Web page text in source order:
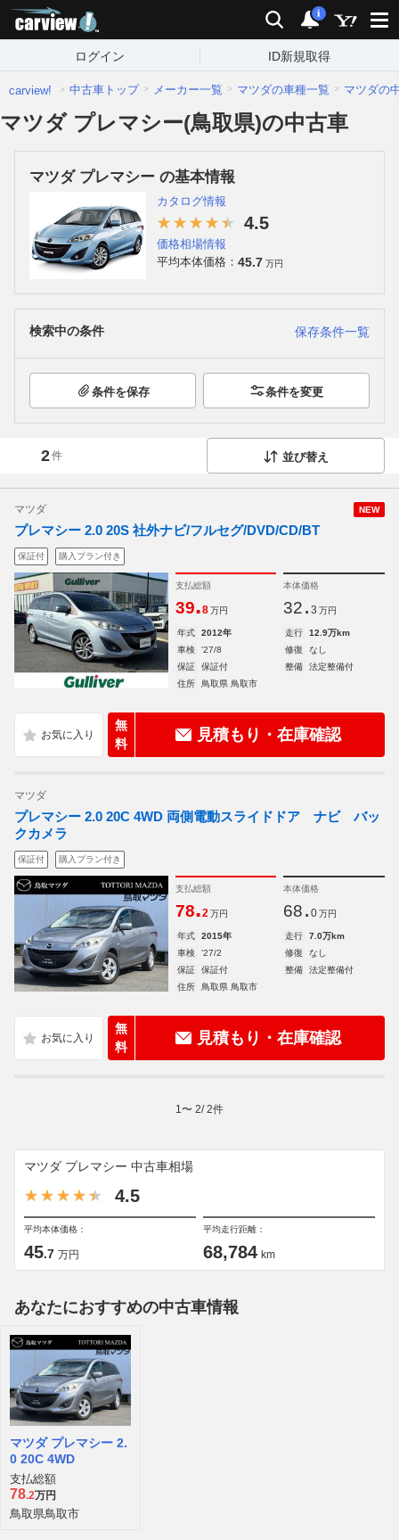
検索 通知
i
ログイン ID新規取得
carview! 中古車トップ メーカー一覧 マツダの車種一覧 マツダの
マツダ プレマシー(鳥取県)の中古車
マツダ プレマシー の基本情報
カタログ情報
4.5
価格相場情報
平均本体価格： 45.7 万円
検索中の条件 保存条件一覧
条件を保存 条件を変更
2件 並び替え
NEW
マツダ
プレマシー 2.0 20S 社外ナビ/フルセグ/DVD/CD/BT
保証付 購入プラン付き
支払総額
39.8 万円
本体価格
32. 3 万円
年式 2012年 走行
12.9万km
車検
'27/8 修復
なし
保証
保証付 整備
法定整備付
住所
鳥取県 鳥取市
無
料
見積もり・在庫確認
マツダ
プレマシー 2.0 20C 4WD 両側電動スライドドア ナビ バッ
クカメラ
保証付 購入プラン付き
支払総額
78.2 万円
本体価格
68. 0 万円
年式 2015年 走行
7.0万km
車検
'27/2 修復
なし
保証
保証付 整備
法定整備付
住所
鳥取県 鳥取市
無
料
見積もり・在庫確認
1 〜 2/2件
マツダ プレマシー 中古車相場
4.5
平均本体価格：
45.7 万円
平均走行距離：
68,784 km
あなたにおすすめの中古車情報
マツダ プレマシー 2.
0 20C 4WD
支払総額
78.2万円
鳥取県鳥取市